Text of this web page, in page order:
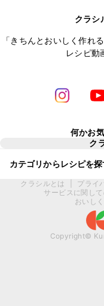
クラシ
「きちんとおいしく作れ
レシピ動
何かお
ク
カテゴリからレシピを探
クラシルとは プライ
サービスに関し
おいし
Copyright©